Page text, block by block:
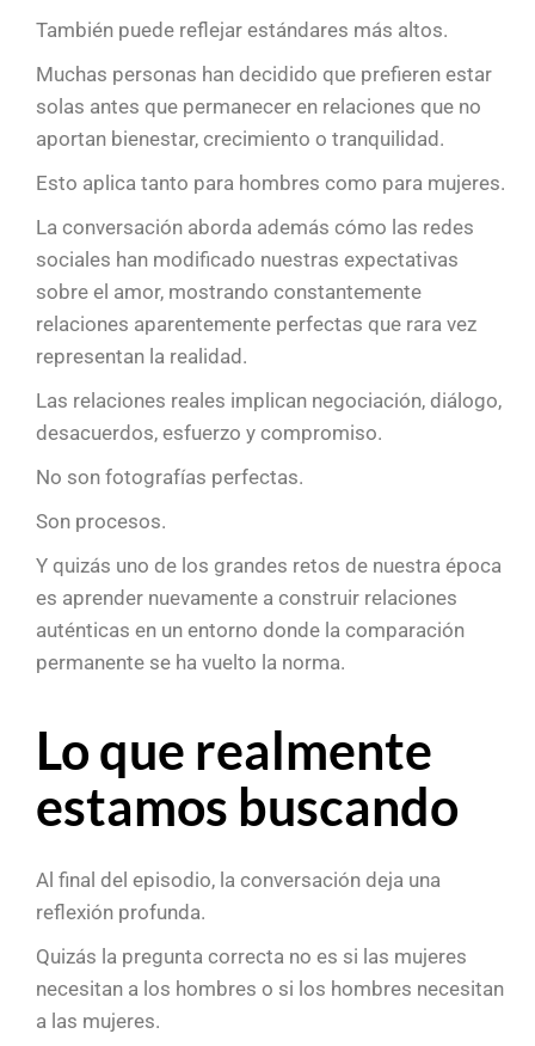
También puede reflejar estándares más altos.
Muchas personas han decidido que prefieren estar
solas antes que permanecer en relaciones que no
aportan bienestar, crecimiento o tranquilidad.
Esto aplica tanto para hombres como para mujeres.
La conversación aborda además cómo las redes
sociales han modificado nuestras expectativas
sobre el amor, mostrando constantemente
relaciones aparentemente perfectas que rara vez
representan la realidad.
Las relaciones reales implican negociación, diálogo,
desacuerdos, esfuerzo y compromiso.
No son fotografías perfectas.
Son procesos.
Y quizás uno de los grandes retos de nuestra época
es aprender nuevamente a construir relaciones
auténticas en un entorno donde la comparación
permanente se ha vuelto la norma.
Lo que realmente
estamos buscando
Al final del episodio, la conversación deja una
reflexión profunda.
Quizás la pregunta correcta no es si las mujeres
necesitan a los hombres o si los hombres necesitan
a las mujeres.